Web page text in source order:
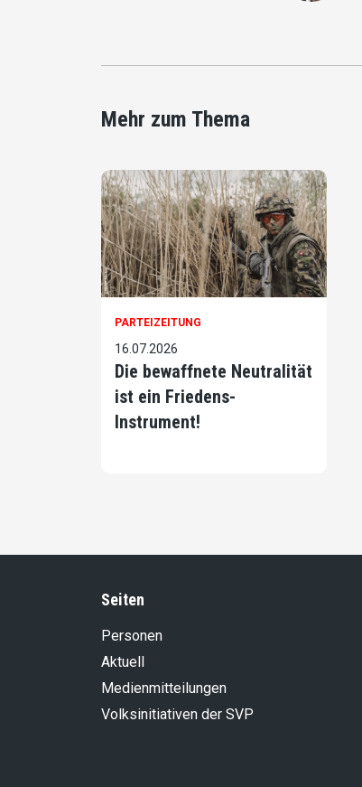
Mehr zum Thema
PARTEIZEITUNG
16.07.2026
Die bewaffnete Neutralität
ist ein Friedens-
Instrument!
Seiten
Personen
Aktuell
Medienmitteilungen
Volksinitiativen der SVP